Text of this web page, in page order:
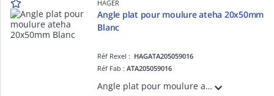
HAGER
Angle plat pour moulure ateha 20x50mm
Blanc
Réf Rexel : HAGATA205059016
Réf Fab :ATA205059016
Angle plat pour moulure ateha 20x50mm Blanc. Permet la jonction à 90° de deux moulures de même section, de masquer les défauts de coupe et de respecter l'indice de protection.